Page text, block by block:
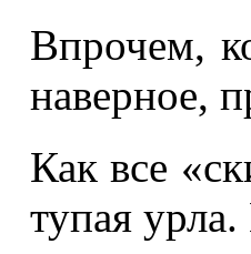
Впрочем,
наверное,
Как все
тупая